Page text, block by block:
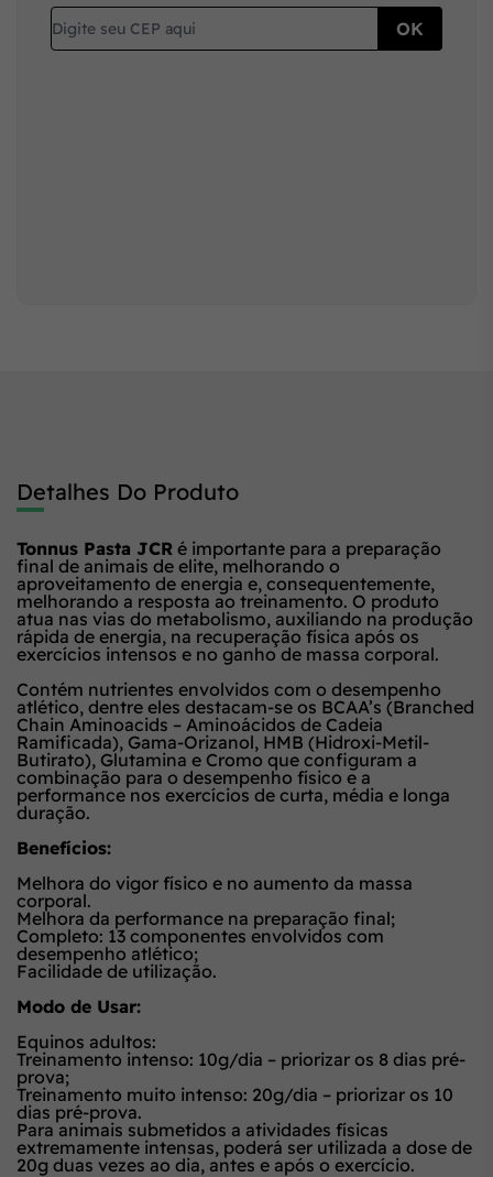
Detalhes Do Produto
Tonnus Pasta JCR é importante para a preparação
final de animais de elite, melhorando o
aproveitamento de energia e, consequentemente,
melhorando a resposta ao treinamento. O produto
atua nas vias do metabolismo, auxiliando na produção
rápida de energia, na recuperação física após os
exercícios intensos e no ganho de massa corporal.
Contém nutrientes envolvidos com o desempenho
atlético, dentre eles destacam-se os BCAA’s (Branched
Chain Aminoacids – Aminoácidos de Cadeia
Ramificada), Gama-Orizanol, HMB (Hidroxi-Metil-
Butirato), Glutamina e Cromo que configuram a
combinação para o desempenho físico e a
performance nos exercícios de curta, média e longa
duração.
Benefícios:
Melhora do vigor físico e no aumento da massa
corporal.
Melhora da performance na preparação final;
Completo: 13 componentes envolvidos com
desempenho atlético;
Facilidade de utilização.
Modo de Usar:
Equinos adultos:
Treinamento intenso: 10g/dia – priorizar os 8 dias pré-
prova;
Treinamento muito intenso: 20g/dia – priorizar os 10
dias pré-prova.
Para animais submetidos a atividades físicas
extremamente intensas, poderá ser utilizada a dose de
20g duas vezes ao dia, antes e após o exercício.